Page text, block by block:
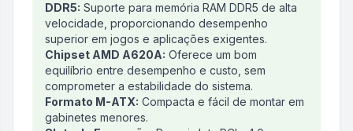
DDR5: Suporte para memória RAM DDR5 de alta
velocidade, proporcionando desempenho
superior em jogos e aplicações exigentes.
Chipset AMD A620A: Oferece um bom
equilíbrio entre desempenho e custo, sem
comprometer a estabilidade do sistema.
Formato M-ATX: Compacta e fácil de montar em
gabinetes menores.